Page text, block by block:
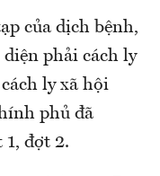
của dịch bệnh,
phải cách ly
ly xã hội
phủ đã
đợt 2.